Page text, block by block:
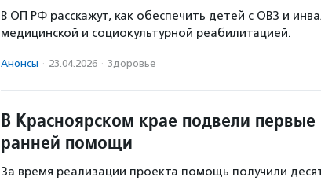
В ОП РФ расскажут, как обеспечить детей с ОВЗ и
медицинской и социокультурной реабилитацией.
Анонсы · 23.04.2026 · Здоровье
В Красноярском крае подвели первые
ранней помощи
За время реализации проекта помощь получили